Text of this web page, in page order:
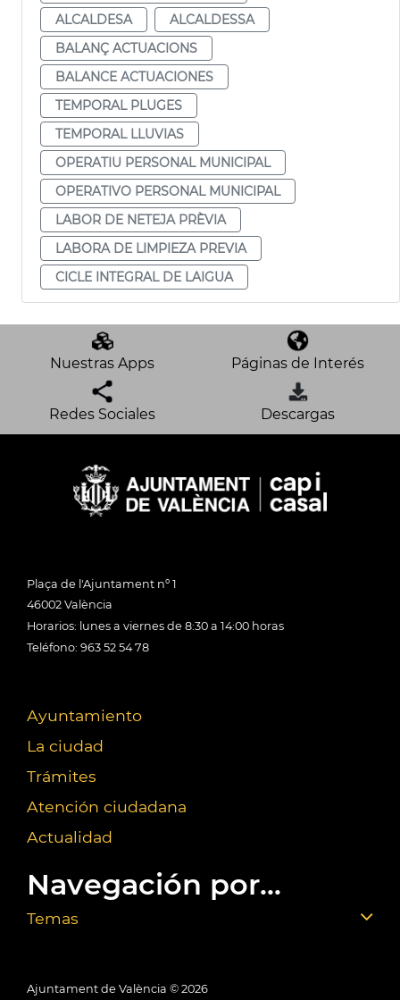
ALCALDESA
ALCALDESSA
BALANÇ ACTUACIONS
BALANCE ACTUACIONES
TEMPORAL PLUGES
TEMPORAL LLUVIAS
OPERATIU PERSONAL MUNICIPAL
OPERATIVO PERSONAL MUNICIPAL
LABOR DE NETEJA PRÈVIA
LABORA DE LIMPIEZA PREVIA
CICLE INTEGRAL DE LAIGUA
Nuestras Apps Páginas de Interés
Redes Sociales Descargas
Plaça de l'Ajuntament nº 1
46002 València
Horarios: lunes a viernes de 8:30 a 14:00 horas
Teléfono: 963 52 54 78
Ayuntamiento
La ciudad
Trámites
Atención ciudadana
Actualidad
Navegación por...
Temas
Ajuntament de València © 2026